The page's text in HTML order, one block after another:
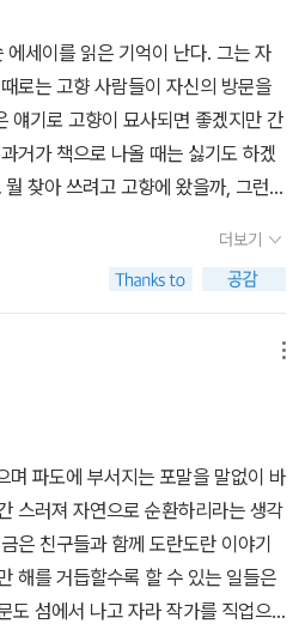
고 말했다고 한다. 그의 말대로
의 의료사회가 그것을 키워서 진료
고는 하는데 그것이 사실이라면 작
없을 것이다. 그렇다면 작가가 제대
조울증과 자폐증이 창궐하는 문학판
갑질에 대한 부조리와 억압을 글로
작가는 누구 보다도 건강해야 하
리해 본다. 끝으로 작가의 생활철학
책의 날개에는, '사람을 볼 때 51점만
게 물을 주어야지 꿀을 주면 안 된다.
까지 단 한 편도 소유하지 않는다.'
을 같이하다가 터득한 것으로 '새로
물고 있자(297p)' 참고하면 사는데
다.
가인입죠.(233) 안현미를 극구 칭찬
으면 일찌감치 죽어버리거나살아남
는 사실을 우리는 알고 있다.듣고 있
히 쓸쓸해지는 그녀의 웃음소리는
직후의 허전함, 그리고 웃지 않을 때
유용주, 이정록 등속의 술꾼들
었다.그의 시집을 주문한다. 삶의 비
쁜 일은 아닐 테지만 나를 보아 너
텐데어리고 영민한 여자가 현모양처
서 얼마나 얼얼해야 하는 일인가 그
었던 행복을 얼음처럼 입에 물고 너도
도할 누군가의 기원이 되겠구나여러
러 개의 얼음을 사용했고 아무도 몰
안에국화 꽃잎을 넣었더니 하루 종
그 향을 써 보낸다 그저 얼얼하다
참 초라하면서도 고단했다.힘겨우면
행복했다.그것을 이렇다 저렇다 말
는 그야말로 자신의 삶을 글로 드러
서 작가가 발견한 인생의 아름다운
할 수 있을 것 같은 글들이 제법 많았
된 이유 중 하나는 저희 아이의 장래
삶은 어떠하고, 어떤 마음을 가지고
습니다. 이러한 점은 몇년 후 아이가
면서 깨닫게 하는 것이 가장 좋은 방
이 하루하루를 살아가면서 가지게
고 글로 쓰는 연습을 하는 것이 좋
위의 거의 모든 것에 대해 글을 쓴
은 생각이기도 하지만 결국 글도 계
고 싶다는 생각도 간절해질 것이라
터즈가 되어달라는 쪽지가 오기도 하
기를 당하는 게 아닐까' 걱정이 앞서
없다. 소설가 한창훈의 산문집 <한
문득 궁금했었다. 나는 왜 쓰는지.
직하게 말한다. '짧은 질문은 긴 대답
쓰는가'하는 질문은 '왜 사는가'와 같
고 쪽팔리다고도 했다. 그러나 이 책
는 그런 게 아니다. 예컨대 작가의
창훈이 걸어온 삶의 단면, 그가 태어
, 대전을 거치며 만났던 사람들, 소설
그가 읽었거나 썼던 책에 대하여 작
이 책은 '왜 사는가?' 묻는 독자들에
. '상금이 없었다면 신춘문예 응모를
면 후배는 집으로 돌아갈 예정이었
했다. 겨울철엔 일자리 구하기도 어
사였다. 응모하고 나서 기다리고 있
이 왔다. 담담했다. 앞으로 살아야
세이를 읽은 기억이 난다. 그는 자
로는 고향 사람들이 자신의 방문을
얘기로 고향이 묘사되면 좋겠지만 간
거가 책으로 나올 때는 싫기도 하겠
찾아 쓰려고 고향에 왔을까, 그런
밖을 다닐까 걱정을 해 봤지만 한창
록 쿨 한 남자에게는 그런 걱정 따
. 그동안 그의 소설만 읽은 터라 이토
을 알게 된 것에 나도 모르게 웃으며
나면 수평선을 향해 새로운 비행이
온 이 책의 제목이 왜 [나는 왜 쓰는
마도 그의 소설과 에세이 등의 글쓰
이지 않을까 하는 좁은 소견을 가져
셨냐고 물어 본다면 그는 어떻게 대
할까. ​​​혹여 소설을 어떻게 쓰는 것인
게 후회 하겠지만 분명 다 읽고 나면
는 파도처럼 어떤 감정 하나는 분명
더보기
며 파도에 부서지는 포말을 말없이 바
스러져 자연으로 순환하리라는 생각
은 친구들과 함께 도란도란 이야기
해를 거듭할수록 할 수 있는 일들은
도 섬에서 나고 자라 작가를 직업으